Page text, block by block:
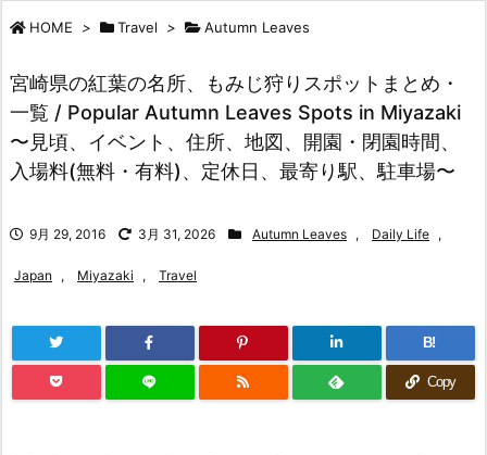
HOME > Travel > Autumn Leaves
宮崎県の紅葉の名所、もみじ狩りスポットまとめ・
一覧 / Popular Autumn Leaves Spots in Miyazaki
〜見頃、イベント、住所、地図、開園・閉園時間、
入場料(無料・有料)、定休日、最寄り駅、駐車場〜
9月 29, 2016 3月 31, 2026 Autumn Leaves , Daily Life ,
Japan , Miyazaki , Travel
B!
Copy